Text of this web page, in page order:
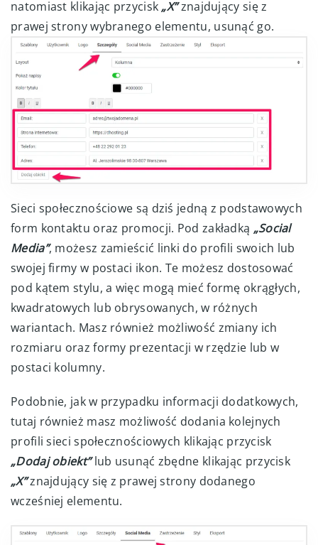
natomiast klikając przycisk „X”znajdujący się z
prawej strony wybranego elementu, usunąć go.
Sieci społecznościowe są dziś jedną z podstawowych
form kontaktu oraz promocji. Pod zakładką „Social
Media”, możesz zamieścić linki do profili swoich lub
swojej firmy w postaci ikon. Te możesz dostosować
pod kątem stylu, a więc mogą mieć formę okrągłych,
kwadratowych lub obrysowanych, w różnych
wariantach. Masz również możliwość zmiany ich
rozmiaru oraz formy prezentacji w rzędzie lub w
postaci kolumny.
Podobnie, jak w przypadku informacji dodatkowych,
tutaj również masz możliwość dodania kolejnych
profili sieci społecznościowych klikając przycisk
„Dodaj obiekt”lub usunąć zbędne klikając przycisk
„X”znajdujący się z prawej strony dodanego
wcześniej elementu.